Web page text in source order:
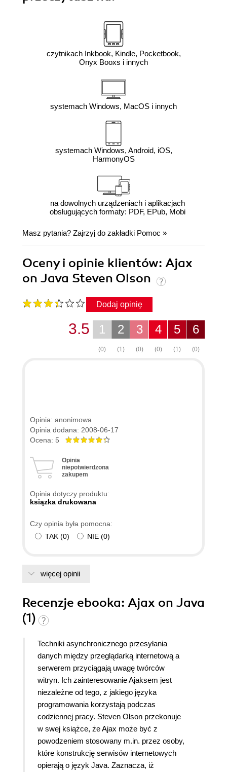
czytnikach Inkbook, Kindle, Pocketbook,
Onyx Booxs i innych
systemach Windows, MacOS i innych
systemach Windows, Android, iOS,
HarmonyOS
na dowolnych urządzeniach i aplikacjach
obsługujących formaty: PDF, EPub, Mobi
Masz pytania? Zajrzyj do zakładki Pomoc »
Oceny i opinie klientów: Ajax
on Java Steven Olson
Dodaj opinię
6
(0)
5
(1)
4
(0)
3
(0)
2
(1)
1
(0)
3.5
Opinia: anonimowa
Opinia dodana: 2008-06-17
Ocena: 5
Opinia
niepotwierdzona
zakupem
Opinia dotyczy produktu:
ksiązka drukowana
Czy opinia była pomocna:
TAK (0) NIE (0)
więcej opinii
Recenzje ebooka: Ajax on Java
(1)
Techniki asynchronicznego przesyłania
danych między przeglądarką internetową a
serwerem przyciągają uwagę twórców
witryn. Ich zainteresowanie Ajaksem jest
niezależne od tego, z jakiego języka
programowania korzystają podczas
codziennej pracy. Steven Olson przekonuje
w swej książce, że Ajax może być z
powodzeniem stosowany m.in. przez osoby,
które konstrukcję serwisów internetowych
opierają o język Java. Zaznacza, iż